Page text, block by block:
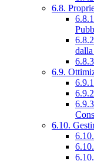
6.8.
6.9.
6.10.